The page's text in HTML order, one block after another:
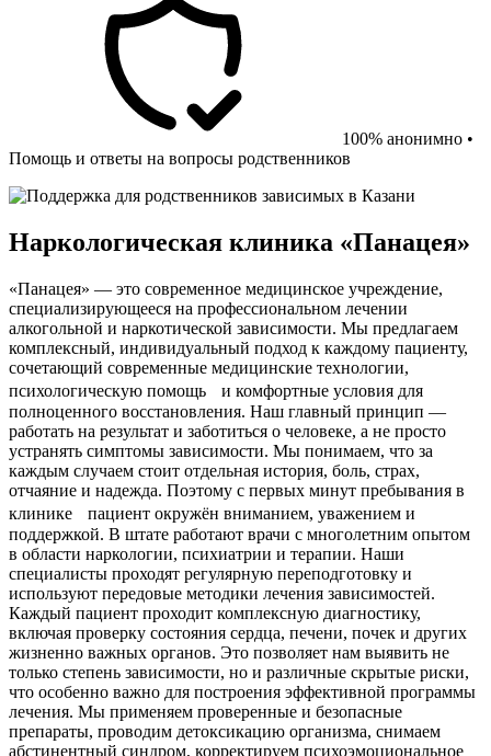
100% анонимно •
Помощь и ответы на вопросы родственников
Наркологическая клиника «Панацея»
«Панацея» — это современное медицинское учреждение,
специализирующееся на профессиональном лечении
алкогольной и наркотической зависимости. Мы предлагаем
комплексный, индивидуальный подход к каждому пациенту,
сочетающий современные медицинские технологии,
психологическую помощь и комфортные условия для
полноценного восстановления. Наш главный принцип —
работать на результат и заботиться о человеке, а не просто
устранять симптомы зависимости. Мы понимаем, что за
каждым случаем стоит отдельная история, боль, страх,
отчаяние и надежда. Поэтому с первых минут пребывания в
клинике пациент окружён вниманием, уважением и
поддержкой. В штате работают врачи с многолетним опытом
в области наркологии, психиатрии и терапии. Наши
специалисты проходят регулярную переподготовку и
используют передовые методики лечения зависимостей.
Каждый пациент проходит комплексную диагностику,
включая проверку состояния сердца, печени, почек и других
жизненно важных органов. Это позволяет нам выявить не
только степень зависимости, но и различные скрытые риски,
что особенно важно для построения эффективной программы
лечения. Мы применяем проверенные и безопасные
препараты, проводим детоксикацию организма, снимаем
абстинентный синдром, корректируем психоэмоциональное